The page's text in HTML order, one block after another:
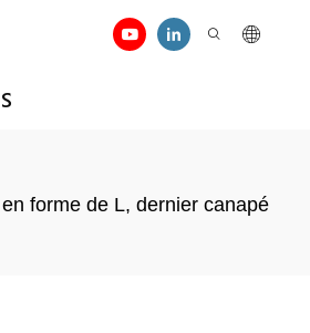
forme de L, dernier canapé